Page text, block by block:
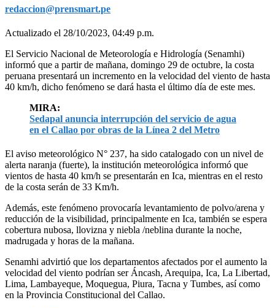
redaccion@prensmart.pe
Actualizado el 28/10/2023, 04:49 p.m.
El Servicio Nacional de Meteorología e Hidrología (Senamhi)
informó que a partir de mañana, domingo 29 de octubre, la costa
peruana presentará un incremento en la velocidad del viento de hasta
40 km/h, dicho fenómeno se dará hasta el último día de este mes.
MIRA:
Sedapal anuncia interrupción del servicio de agua
en el Callao por obras de la Línea 2 del Metro
El aviso meteorológico N° 237, ha sido catalogado con un nivel de
alerta naranja (fuerte), la institución meteorológica informó que
vientos de hasta 40 km/h se presentarán en Ica, mientras en el resto
de la costa serán de 33 Km/h.
Además, este fenómeno provocaría levantamiento de polvo/arena y
reducción de la visibilidad, principalmente en Ica, también se espera
cobertura nubosa, llovizna y niebla /neblina durante la noche,
madrugada y horas de la mañana.
Senamhi advirtió que los departamentos afectados por el aumento la
velocidad del viento podrían ser Áncash, Arequipa, Ica, La Libertad,
Lima, Lambayeque, Moquegua, Piura, Tacna y Tumbes, así como
en la Provincia Constitucional del Callao.